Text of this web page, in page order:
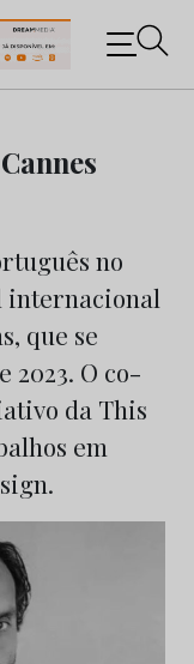
negócios do
no
internacional
que se
2023. O co-
da This
em